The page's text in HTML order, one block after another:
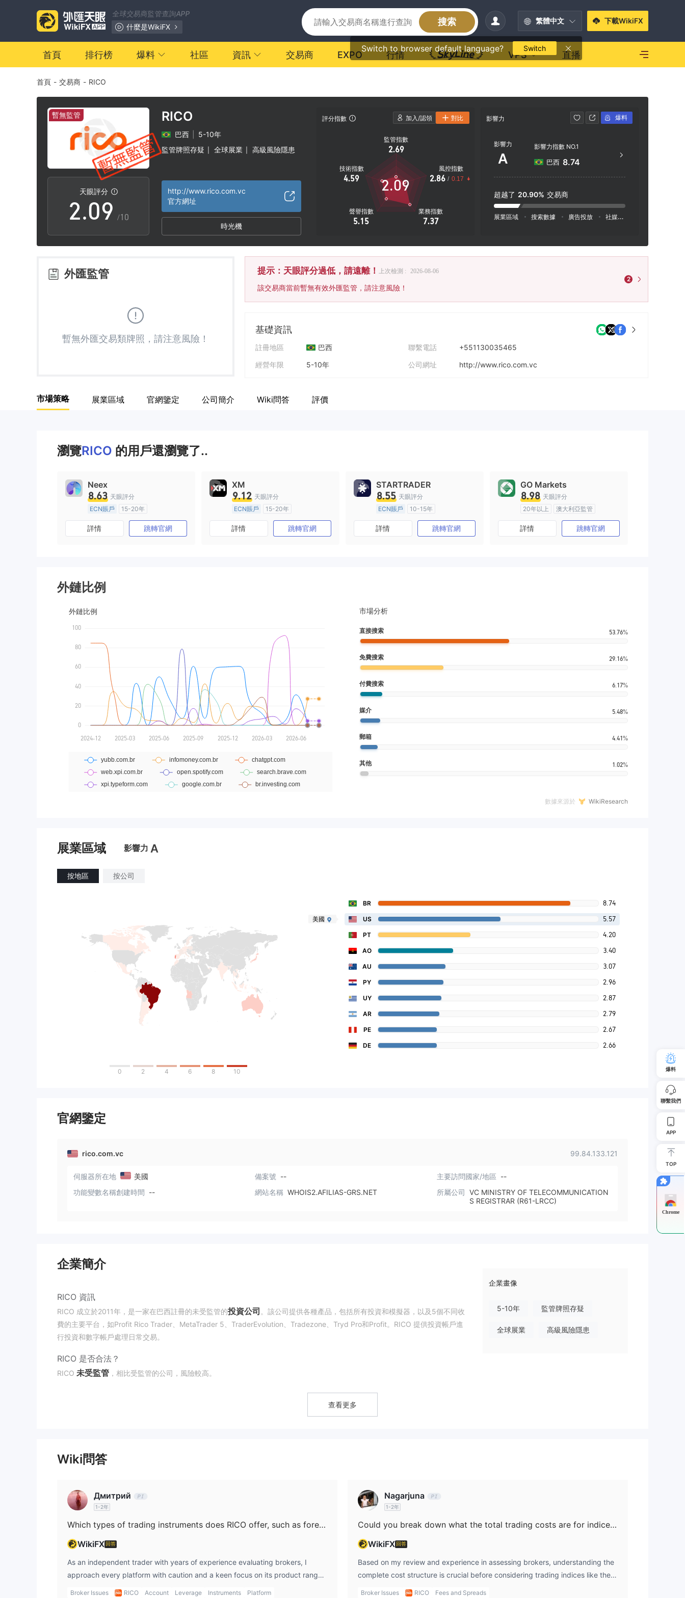
全球交易商監管查詢APP
什麼是WikiFX
搜索 繁體中文
Switch to browser default language? Switch
下載WikiFX
首頁 排行榜 爆料 社區 資訊 交易商 EXPO 行情 VPS 直播
首頁 - 交易商 - RICO
暫無監管
天眼評分
0
1
2
3
4
6
8
9
.0
1
2
4
6
8
9
3
4
5
7
8
9 /10
RICO
巴西
5-10年
監管牌照存疑
全球展業 高級風險隱患
http://www.rico.com.vc
官方網址
時光機
評分指數
監管指數
2.69
技術指數
4.59
聲譽指數
5.15
業務指數
7.37
風控指數
2.86 / 0.17
2.09
影響力
影響力
A
影響力指數 NO.1
巴西 8.74
超越了 20.90% 交易商
展業區域 搜索數據 廣告投放 社媒指數
加入/認領 對比 爆料
外匯監管
暫無外匯交易類牌照，請注意風險！
提示：天眼評分過低，請遠離！ 上次檢測 : 2026-08-06
該交易商當前暫無有效外匯監管，請注意風險！
2
基礎資訊
註冊地區
巴西
經營年限
5-10年
聯繫電話
+551130035465
公司網址
http://www.rico.com.vc
市場策略 展業區域 官網鑒定 公司簡介 Wiki問答 評價
瀏覽RICO 的用戶還瀏覽了..
Neex
8.63 天眼評分
ECN賬戶
15-20年
澳大利亞監管
全牌照 (MM)
主標MT4
詳情 跳轉官網
XM
9.12 天眼評分
ECN賬戶
15-20年
澳大利亞監管
全牌照 (MM)
主標MT4
詳情 跳轉官網
STARTRADER
8.55 天眼評分
ECN賬戶
10-15年
澳大利亞監管
全牌照 (MM)
主標MT4
詳情 跳轉官網
GO Markets
8.98 天眼評分
20年以上
澳大利亞監管
全牌照 (MM)
cTrader
詳情 跳轉官網
外鏈比例
市場分析
直接搜索 53.76%
免費搜索 29.16%
付費搜索 6.17%
媒介 5.48%
郵箱 4.41%
其他 1.02%
數據來源於 WikiResearch
展業區域 影響力 A
按地區 按公司
0 2 4 6 8 10
BR 8.74
美國 US 5.57
PT 4.20
AO 3.40
AU 3.07
PY 2.96
UY 2.87
AR 2.79
PE 2.67
DE 2.66
官網鑒定
rico.com.vc 99.84.133.121
伺服器所在地 美國 備案號 -- 主要訪問國家/地區 --
功能變數名稱創建時間 -- 網站名稱 WHOIS2.AFILIAS-GRS.NET 所屬公司 VC MINISTRY OF TELECOMMUNICATION
S REGISTRAR (R61-LRCC)
企業簡介
RICO 資訊
RICO 成立於2011年，是一家在巴西註冊的未受監管的投資公司 。該公司提供各種產品，包括所有投資和模擬器，以及5個不同收
費的主要平台，如Profit Rico Trader、MetaTrader 5、TraderEvolution、Tradezone、Tryd Pro和Profit。RICO 提供投資帳戶進
行投資和數字帳戶處理日常交易。
RICO 是否合法？
RICO 未受監管 ，相比受監管的公司，風險較高。
，包括所有投資、直接國庫、固定收益、CBD、LC、LCA、LCI和公司債券。RICO 還提供
帳戶類型
交易平台
在RICO中，用戶可以自由選擇任何平台，包括
Profit Rico Trader、MetaTrader 5、TraderEvolution、Tradezone、
Tryd Pro和Profit
。除了MetaTrader 5（真實和模擬帳戶）、Tradezone Web（Webchart）和TraderEvolution Web平台
外，每個平台收取的費用也不同：
R$ 60.00 – Tradezone Desktop；
R$ 160.00 – TraderEvolution Desktop；
R$ 100.00 – Tryd Pro；
企業畫像
5-10年 監管牌照存疑
全球展業 高級風險隱患
查看更多
Wiki問答
Дмитрий
1-2年
Which types of trading instruments does RICO offer, such as forex, stocks, indices, cryptocurrencies, or commodities?
WikiFX 回答
As an independent trader with years of experience evaluating brokers, I
approach every platform with caution and a keen focus on its product range
and regulatory standing. When I looked into RICO, I noted that the broker is a
Broker Issues RICO Account Leverage Instruments Platform
Nagarjuna
1-2年
Could you break down what the total trading costs are for indices such as the US100 when trading on RICO?
WikiFX 回答
Based on my review and experience in assessing brokers, understanding the
complete cost structure is crucial before considering trading indices like the
US100 on RICO. What stands out immediately for me is that RICO is
Broker Issues RICO Fees and Spreads
爆料
聯繫我們
APP
TOP
Chrome